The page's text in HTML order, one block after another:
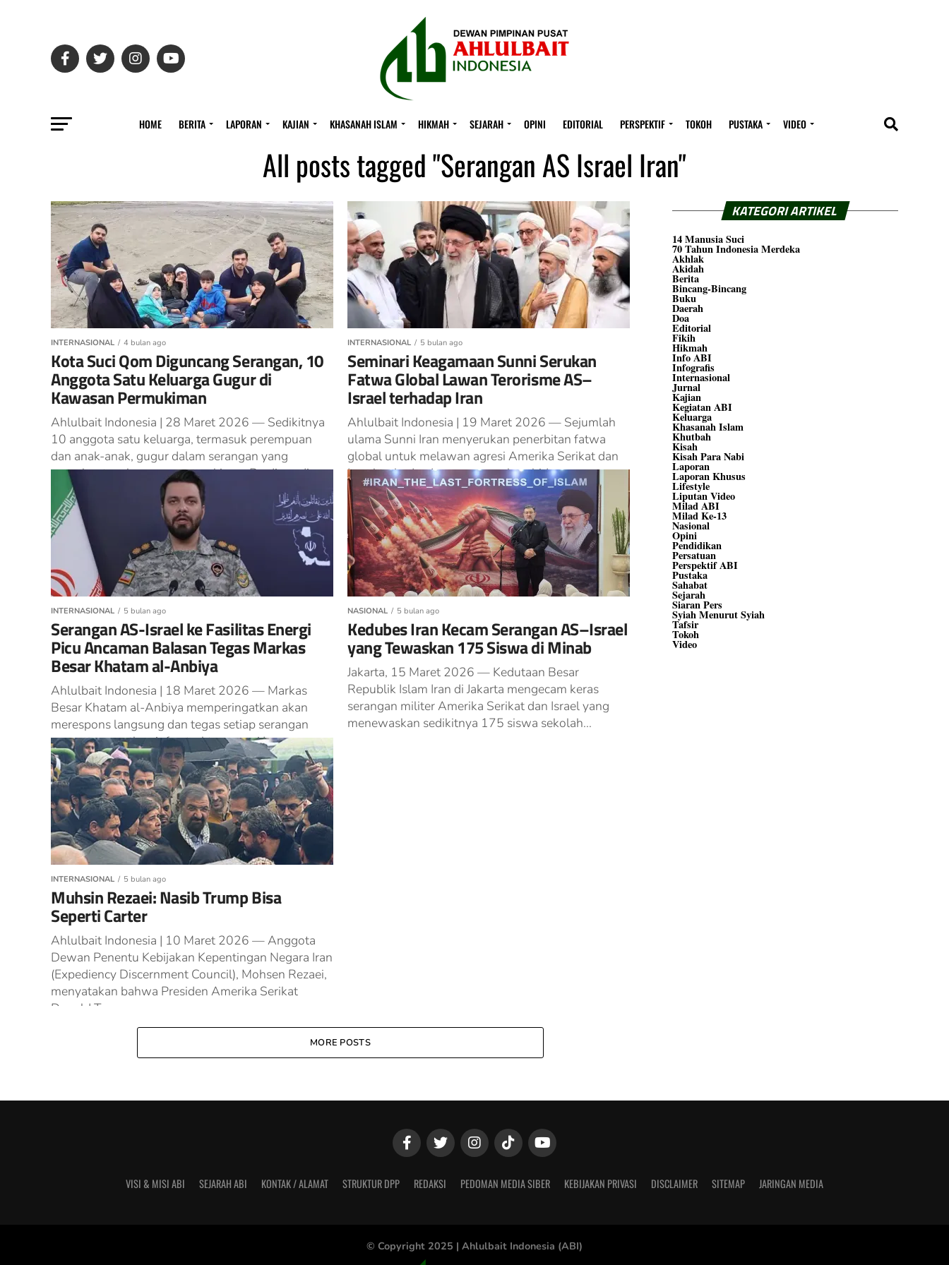
HOME BERITA LAPORAN KAJIAN KHASANAH ISLAM HIKMAH SEJARAH OPINI EDITORIAL PERSPEKTIF TOKOH PUSTAKA VIDEO
All posts tagged "Serangan AS Israel Iran"
INTERNASIONAL 4 bulan ago
Kota Suci Qom Diguncang Serangan, 10
Anggota Satu Keluarga Gugur di
Kawasan Permukiman
Ahlulbait Indonesia | 28 Maret 2026 — Sedikitnya
10 anggota satu keluarga, termasuk perempuan
dan anak-anak, gugur dalam serangan yang
menghantam kawasan permukiman Pardisan di
Qom,...
INTERNASIONAL 5 bulan ago
Seminari Keagamaan Sunni Serukan
Fatwa Global Lawan Terorisme AS–
Israel terhadap Iran
Ahlulbait Indonesia | 19 Maret 2026 — Sejumlah
ulama Sunni Iran menyerukan penerbitan fatwa
global untuk melawan agresi Amerika Serikat dan
Israel terhadap Iran, menyusul syahidnya...
INTERNASIONAL 5 bulan ago
Serangan AS-Israel ke Fasilitas Energi
Picu Ancaman Balasan Tegas Markas
Besar Khatam al-Anbiya
Ahlulbait Indonesia | 18 Maret 2026 — Markas
Besar Khatam al-Anbiya memperingatkan akan
merespons langsung dan tegas setiap serangan
yang menargetkan infrastruktur energi Iran.
Pernyataan tersebut...
NASIONAL 5 bulan ago
Kedubes Iran Kecam Serangan AS–Israel
yang Tewaskan 175 Siswa di Minab
Jakarta, 15 Maret 2026 — Kedutaan Besar
Republik Islam Iran di Jakarta mengecam keras
serangan militer Amerika Serikat dan Israel yang
menewaskan sedikitnya 175 siswa sekolah...
INTERNASIONAL 5 bulan ago
Muhsin Rezaei: Nasib Trump Bisa
Seperti Carter
Ahlulbait Indonesia | 10 Maret 2026 — Anggota
Dewan Penentu Kebijakan Kepentingan Negara Iran
(Expediency Discernment Council), Mohsen Rezaei,
menyatakan bahwa Presiden Amerika Serikat
Donald Trump...
MORE POSTS
KATEGORI ARTIKEL
14 Manusia Suci
70 Tahun Indonesia Merdeka
Akhlak
Akidah
Berita
Bincang-Bincang
Buku
Daerah
Doa
Editorial
Fikih
Hikmah
Info ABI
Infografis
Internasional
Jurnal
Kajian
Kegiatan ABI
Keluarga
Khasanah Islam
Khutbah
Kisah
Kisah Para Nabi
Laporan
Laporan Khusus
Lifestyle
Liputan Video
Milad ABI
Milad Ke-13
Nasional
Opini
Pendidikan
Persatuan
Perspektif ABI
Pustaka
Sahabat
Sejarah
Siaran Pers
Syiah Menurut Syiah
Tafsir
Tokoh
Video
VISI & MISI ABI SEJARAH ABI KONTAK / ALAMAT STRUKTUR DPP REDAKSI PEDOMAN MEDIA SIBER KEBIJAKAN PRIVASI DISCLAIMER SITEMAP JARINGAN MEDIA
© Copyright 2025 | Ahlulbait Indonesia (ABI)